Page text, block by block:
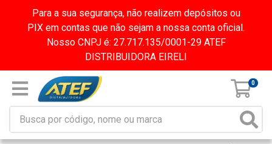
Para a sua segurança, não realizem depósitos ou
PIX em contas que não sejam a nossa conta oficial.
Nosso CNPJ é: 27.717.135/0001-29 ATEF
DISTRIBUIDORA EIRELI
0